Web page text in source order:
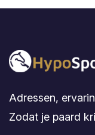
Adressen,
Zodat je paard